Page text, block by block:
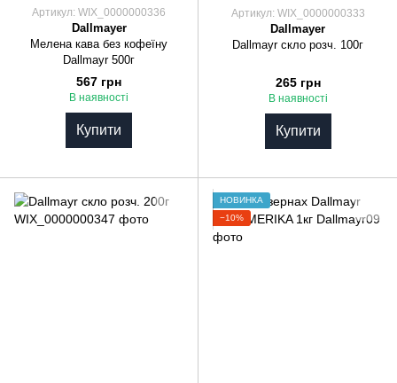
Артикул: WIX_0000000336
Dallmayer
Мелена кава без кофеїну
Dallmayr 500г
567 грн
В наявності
Купити
Артикул: WIX_0000000333
Dallmayer
Dallmayr скло розч. 100г
265 грн
В наявності
Купити
НОВИНКА
−10%